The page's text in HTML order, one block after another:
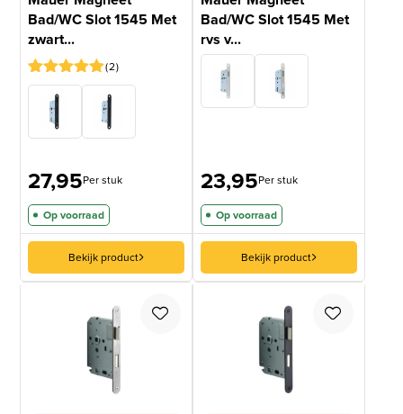
Bad/WC Slot 1545 Met
zwart...
Gewaardeerd
op 5
gebaseerd
2
2
27,95Per stuk
Op voorraad
Bekijk product
Bad/WC Slot 1545 Met
rvs v...
23,95Per stuk
Op voorraad
Bekijk product